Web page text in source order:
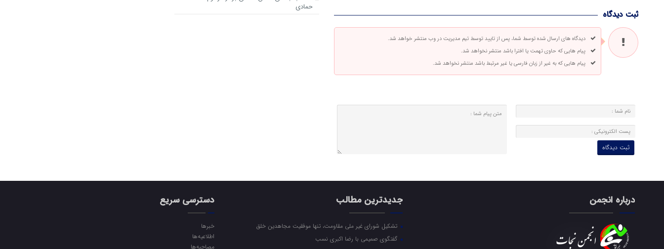
ثبت دیدگاه
دیدگاه های ارسال شده توسط شما، پس از تایید توسط تیم مدیریت در وب منتشر خواهد شد.
پیام هایی که حاوی تهمت یا افترا باشد منتشر نخواهد شد.
پیام هایی که به غیر از زبان فارسی یا غیر مرتبط باشد منتشر نخواهد شد.
حمادی
درباره انجمن جدیدترین مطالب
تشکیل شورای غیر ملی مقاومت، تنها موفقیت مجاهدین خلق
گفتگوی صمیمی با رضا اکبری نسب
دسترسی سریع
خبرها
اطلاعیه‌ها
مصاحبه‌ها